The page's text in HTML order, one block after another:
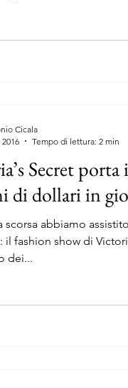
Secret porta
di dollari in
scorsa abbiamo
il fashion show di
dei...
Cicala
Tempo di lettura: 2 min